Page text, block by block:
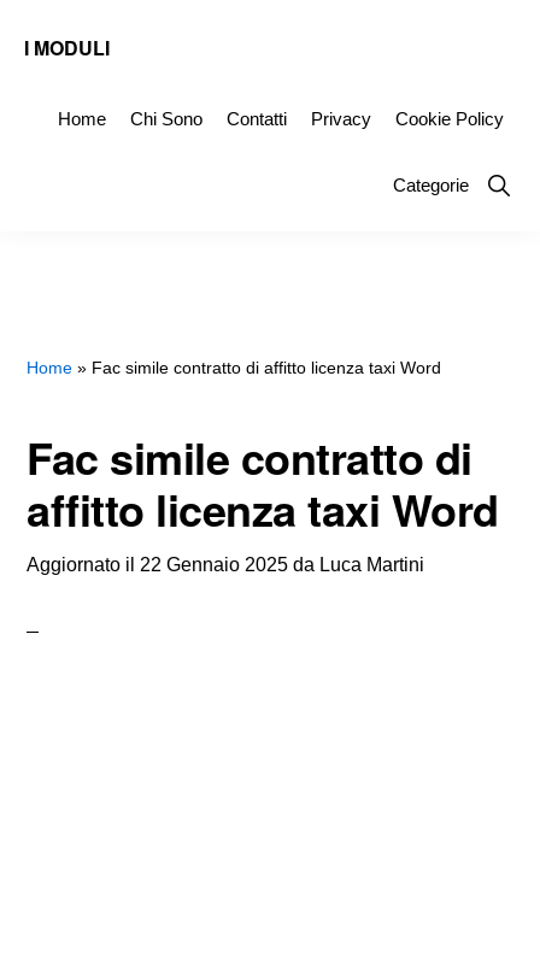
I MODULI
SimileHome Chi Sono Contatti Privacy Cookie Policy
Categorie
Show
Home » Fac simile contratto di affitto licenza taxi Word
Fac simile contratto di
affitto licenza taxi Word
Aggiornato il 22 Gennaio 2025 da Luca Martini